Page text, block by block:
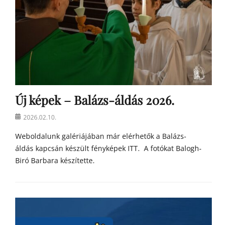
Új képek – Balázs-áldás 2026.
Posted2026.02.10.
Weboldalunk galériájában már elérhetők a Balázs-
áldás kapcsán készült fényképek ITT. A fotókat Balogh-
Biró Barbara készítette.